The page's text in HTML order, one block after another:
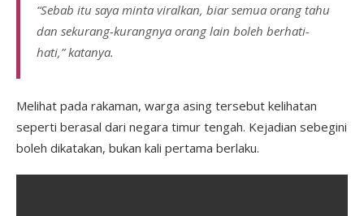
“Sebab itu saya minta viralkan, biar semua orang tahu
dan sekurang-kurangnya orang lain boleh berhati-
hati,” katanya.
Melihat pada rakaman, warga asing tersebut kelihatan
seperti berasal dari negara timur tengah. Kejadian sebegini
boleh dikatakan, bukan kali pertama berlaku.